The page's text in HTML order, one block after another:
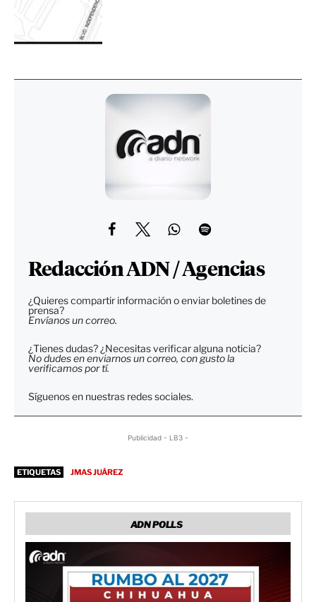
Redacción ADN / Agencias
¿Quieres compartir información o enviar boletines de
prensa?
Envíanos un correo.
¿Tienes dudas? ¿Necesitas verificar alguna noticia?
No dudes en enviarnos un correo, con gusto la
verificamos por tí.
Síguenos en nuestras redes sociales.
Publicidad - LB3 -
ETIQUETAS JMAS JUÁREZ
ADN POLLS